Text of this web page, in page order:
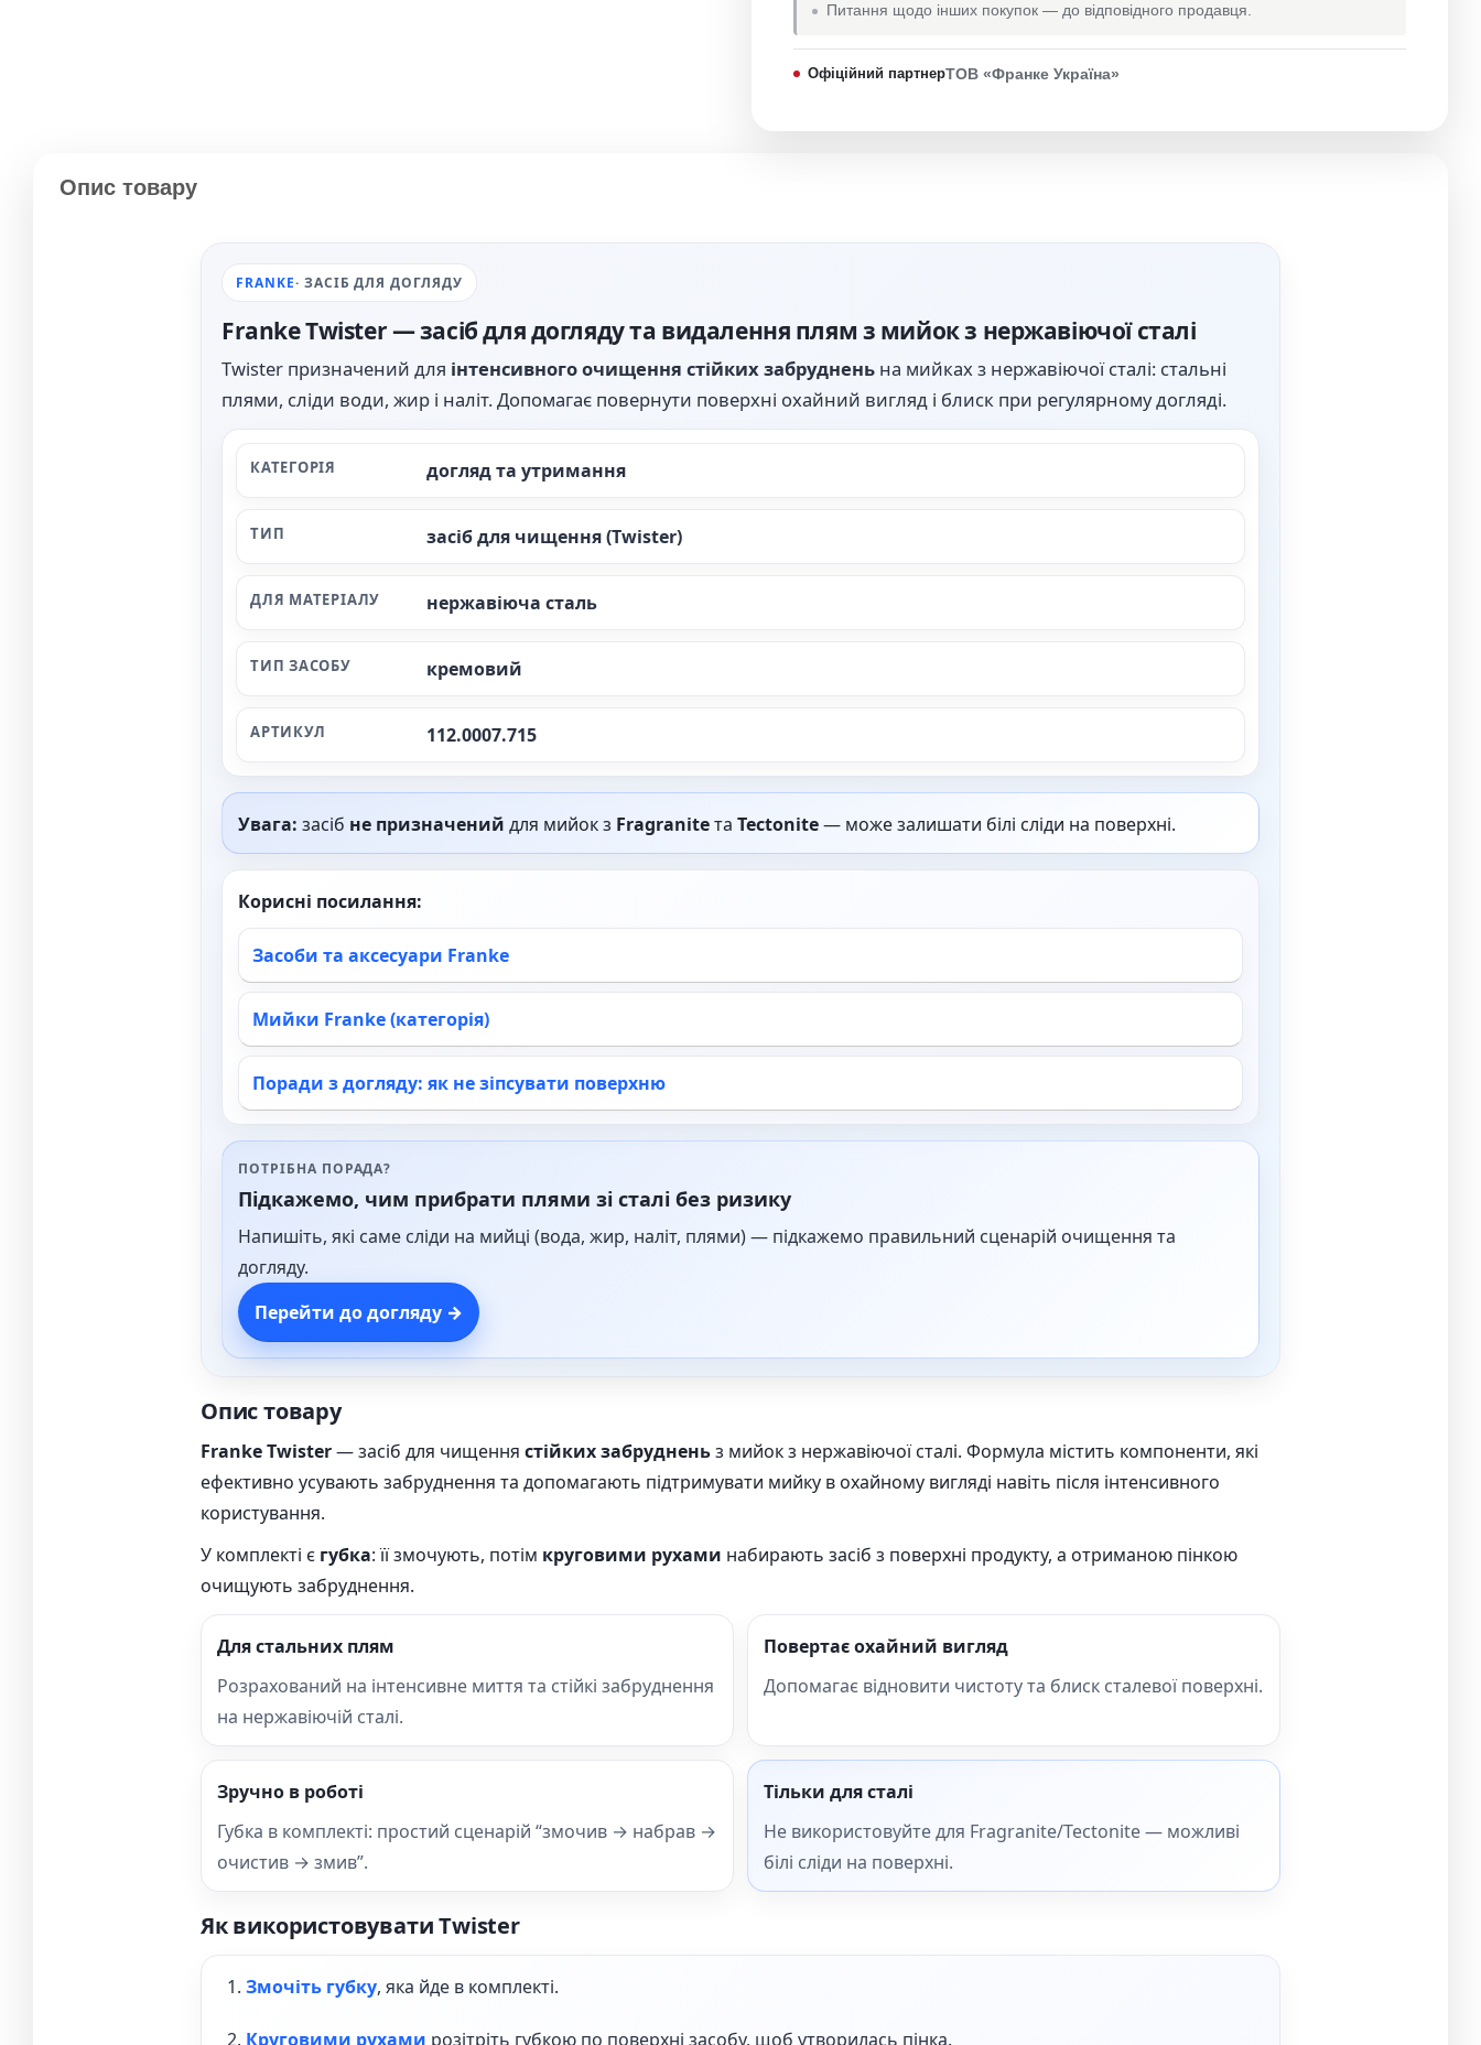
Питання щодо інших покупок — до відповідного продавця.
Офіційний партнерТОВ «Франке Україна»
Опис товару
FRANKE· ЗАСІБ ДЛЯ ДОГЛЯДУ
FrankeTwister— засіб для догляду та видалення плям з мийок з нержавіючої сталі
Twister призначений для інтенсивного очищення стійких забруднень на мийках з нержавіючої сталі: стальні
плями, сліди води, жир і наліт. Допомагає повернути поверхні охайний вигляд і блиск при регулярному догляді.
КАТЕГОРІЯ догляд та утримання
ТИП засіб для чищення (Twister)
ДЛЯ МАТЕРІАЛУ нержавіюча сталь
ТИП ЗАСОБУ кремовий
АРТИКУЛ 112.0007.715
Увага: засіб не призначений для мийок з Fragraniteта Tectonite— може залишати білі сліди на поверхні.
Корисні посилання:
Засоби та аксесуари Franke
Мийки Franke (категорія)
Поради з догляду: як не зіпсувати поверхню
ПОТРІБНА ПОРАДА?
Підкажемо, чим прибрати плями зі сталі без ризику
Напишіть, які саме сліди на мийці (вода, жир, наліт, плями) — підкажемо правильний сценарій очищення та
догляду.
Перейти до догляду →
Опис товару
Franke Twister— засіб для чищення стійких забрудненьз мийок з нержавіючої сталі. Формула містить компоненти, які
ефективно усувають забруднення та допомагають підтримувати мийку в охайному вигляді навіть після інтенсивного
користування.
У комплекті є губка: її змочують, потім круговими рухами набирають засіб з поверхні продукту, а отриманою пінкою
очищують забруднення.
Для стальних плям
Розрахований на інтенсивне миття та стійкі забруднення
на нержавіючій сталі.
Повертає охайний вигляд
Допомагає відновити чистоту та блиск сталевої поверхні.
Зручно в роботі
Губка в комплекті: простий сценарій “змочив → набрав →
очистив → змив”.
Тільки для сталі
Не використовуйте для Fragranite/Tectonite — можливі
білі сліди на поверхні.
Як використовувати Twister
Змочіть губку, яка йде в комплекті.
Круговими рухами розітріть губкою по поверхні засобу, щоб утворилась пінка.